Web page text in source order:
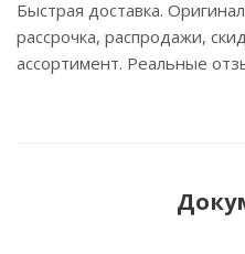
Быстрая доставка.
рассрочка, распродажи,
ассортимент. Реальные